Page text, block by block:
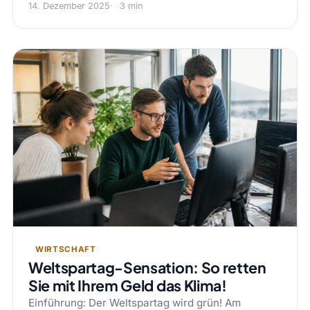
14. Dezember 2025 3 min
WIRTSCHAFT
Weltspartag-Sensation: So retten
Sie mit Ihrem Geld das Klima!
Einführung: Der Weltspartag wird grün! Am